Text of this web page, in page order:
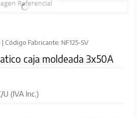
Código Fabricante: NF125-SV
caja moldeada 3x50A
U (IVA Inc.)